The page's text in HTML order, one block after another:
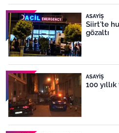
ASAYIŞ
Siirt'te
gözaltı
ASAYIŞ
100